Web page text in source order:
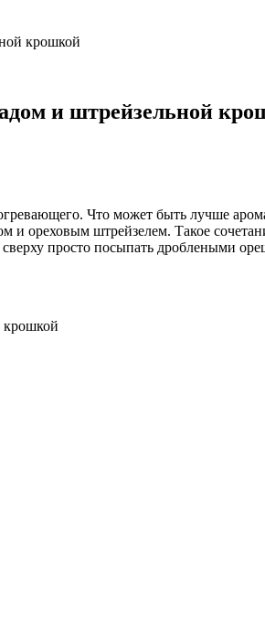
крошкой
и штрейзельной
Что может быть лучше
ореховым штрейзелем. Такое
просто посыпать дроблеными